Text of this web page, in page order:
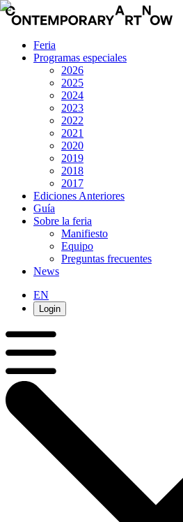
Feria
Programas especiales
2026
2025
2024
2023
2022
2021
2020
2019
2018
2017
Ediciones Anteriores
Guía
Sobre la feria
Manifiesto
Equipo
Preguntas frecuentes
News
EN
Login